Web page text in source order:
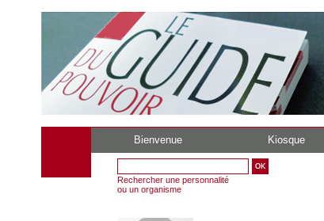
Bienvenue Kiosque
Rechercher une personnalité
ou un organisme